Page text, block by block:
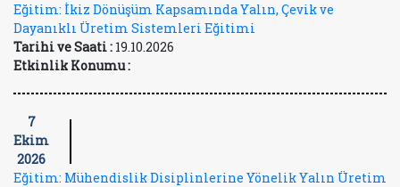
Eğitim: İkiz Dönüşüm Kapsamında Yalın, Çevik ve
Dayanıklı Üretim Sistemleri Eğitimi
Tarihi ve Saati : 19.10.2026
Etkinlik Konumu :
7
Ekim
2026
Eğitim: Mühendislik Disiplinlerine Yönelik Yalın Üretim